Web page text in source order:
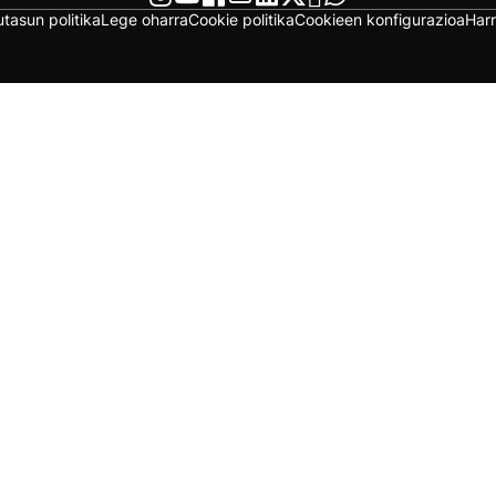
politikaLege oharraCookie politikaCookieen konfigurazioa